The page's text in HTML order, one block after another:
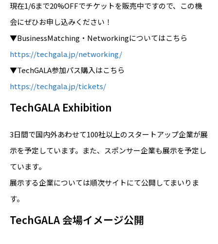
現在1/6まで20%OFFでチケットを販売中ですので、この機
会にぜひお申し込みください！
▼BusinessMatching・Networkingについてはこちら
https://techgala.jp/networking/
▼TechGALA参加パス購入はこちら
https://techgala.jp/tickets/
TechGALA Exhibition
3日間で国内外あわせて100社以上のスタートアップ企業が展
示を予定しています。また、スポンサー企業も展示を予定し
ています。
展示する企業については順次サイトにて公開してまいりま
す。
TechGALA 会場イメージ公開